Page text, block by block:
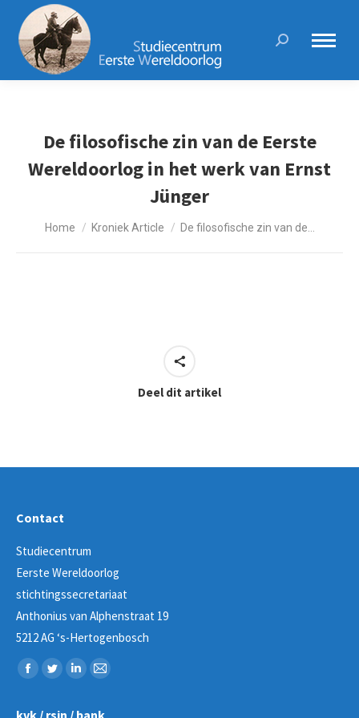
Search:
De filosofische zin van de Eerste
Wereldoorlog in het werk van Ernst
Jünger
Je bent hier:
Home Kroniek Article De filosofische zin van de…
Deel dit artikel
Contact
Studiecentrum
Eerste Wereldoorlog
stichtingssecretariaat
Anthonius van Alphenstraat 19
5212 AG ‘s-Hertogenbosch
Vind ons op:
Facebook
TwitterLinkedin
Mail
kvk / rsin / bank